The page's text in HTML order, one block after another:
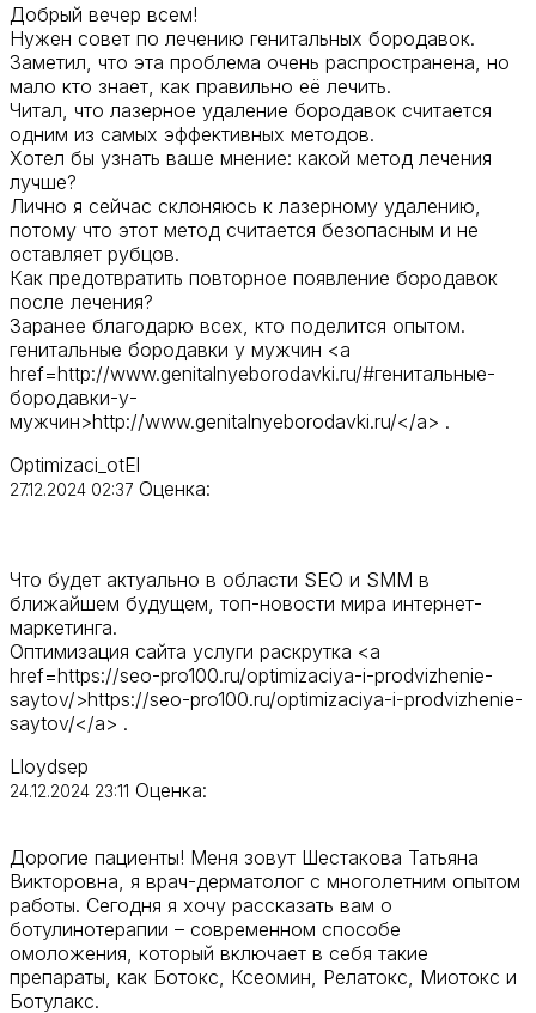
Добрый вечер всем!
Нужен совет по лечению генитальных бородавок.
Заметил, что эта проблема очень распространена, но
мало кто знает, как правильно её лечить.
Читал, что лазерное удаление бородавок считается
одним из самых эффективных методов.
Хотел бы узнать ваше мнение: какой метод лечения
лучше?
Лично я сейчас склоняюсь к лазерному удалению,
потому что этот метод считается безопасным и не
оставляет рубцов.
Как предотвратить повторное появление бородавок
после лечения?
Заранее благодарю всех, кто поделится опытом.
генитальные бородавки у мужчин <a
href=http://www.genitalnyeborodavki.ru/#генитальные-
бородавки-у-
мужчин>http://www.genitalnyeborodavki.ru/</a> .
Optimizaci_otEl
27.12.2024 02:37 Оценка:
Что будет актуально в области SEO и SMM в
ближайшем будущем, топ-новости мира интернет-
маркетинга.
Оптимизация сайта услуги раскрутка <a
href=https://seo-pro100.ru/optimizaciya-i-prodvizhenie-
saytov/>https://seo-pro100.ru/optimizaciya-i-prodvizhenie-
saytov/</a> .
Lloydsep
24.12.2024 23:11 Оценка:
Дорогие пациенты! Меня зовут Шестакова Татьяна
Викторовна, я врач-дерматолог с многолетним опытом
работы. Сегодня я хочу рассказать вам о
ботулинотерапии – современном способе
омоложения, который включает в себя такие
препараты, как Ботокс, Ксеомин, Релатокс, Миотокс и
Ботулакс.